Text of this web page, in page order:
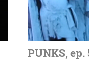
PUNKS,